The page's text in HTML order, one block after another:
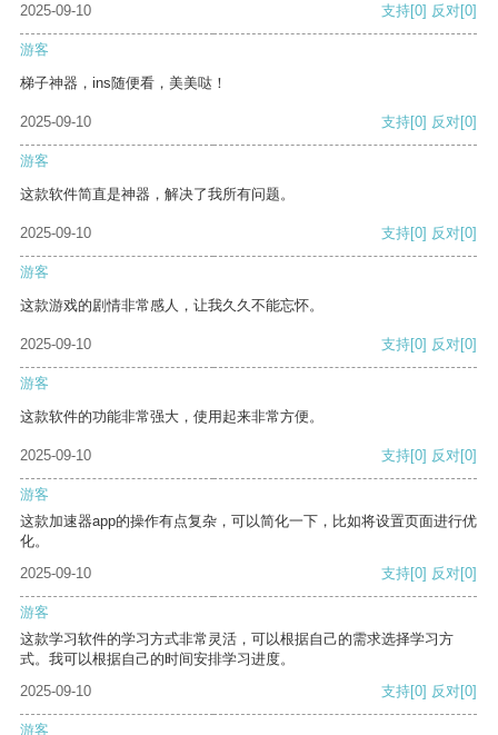
2025-09-10 支持[0] 反对[0]
游客
梯子神器，ins随便看，美美哒！
2025-09-10 支持[0] 反对[0]
游客
这款软件简直是神器，解决了我所有问题。
2025-09-10 支持[0] 反对[0]
游客
这款游戏的剧情非常感人，让我久久不能忘怀。
2025-09-10 支持[0] 反对[0]
游客
这款软件的功能非常强大，使用起来非常方便。
2025-09-10 支持[0] 反对[0]
游客
这款加速器app的操作有点复杂，可以简化一下，比如将设置页面进行优
化。
2025-09-10
支持[0] 反对[0]
游客
这款学习软件的学习方式非常灵活，可以根据自己的需求选择学习方
式。我可以根据自己的时间安排学习进度。
2025-09-10
支持[0] 反对[0]
游客